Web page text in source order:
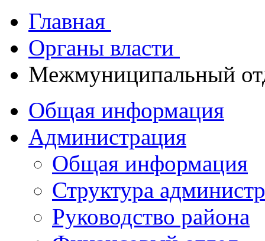
Главная
Органы власти
Межмуниципальный
Общая информация
Администрация
Общая информация
Структура
Руководство района